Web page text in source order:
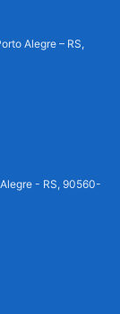
Alegre – RS,
- RS, 90560-